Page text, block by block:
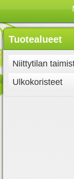
Tuotealueet
Niittytilan
Ulkokoristeet